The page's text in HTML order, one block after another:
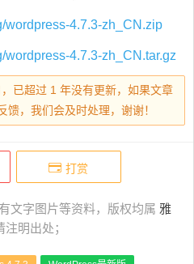
wordpress-4.7.3-zh_CN.zip
wordpress-4.7.3-zh_CN.tar.gz
已超过 1 年没有更新，如果文章
，我们会及时处理，谢谢！
打赏
文字图片等资料，版权均属 雅
明出处；